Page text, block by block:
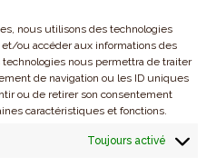
nous utilisons des technologies
ou accéder aux informations des
nous permettra de traiter
de navigation ou les ID uniques
ou de retirer son consentement
caractéristiques et fonctions.
Toujours activé